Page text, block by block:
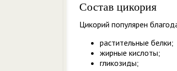
Состав цикория
Цикорий популярен
растительные белки;
жирные кислоты;
гликозиды;